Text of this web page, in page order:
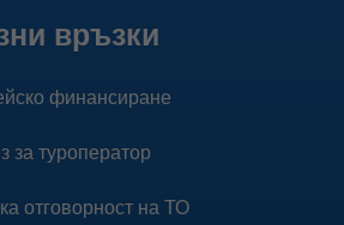
връзки
финансиране
за туроператор
oтговорност на ТО